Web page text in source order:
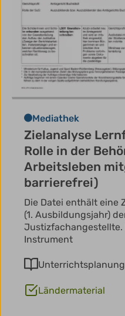
Mediathek
Zielanalyse
Rolle in der
Arbeitsleben
barrierefrei)
Die Datei enthält eine
(1. Ausbildungsjahr)
Justizfachangestellte.
Instrument
Unterrichtsplanung
Ländermaterial